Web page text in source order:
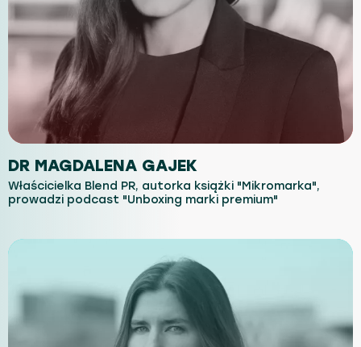
DR MAGDALENA GAJEK
Właścicielka Blend PR, autorka książki "Mikromarka",
prowadzi podcast "Unboxing marki premium"